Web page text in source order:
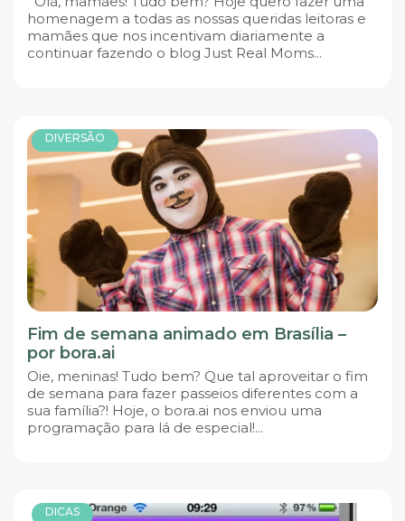
homenagem a todas as nossas queridas leitoras e
mamães que nos incentivam diariamente a
continuar fazendo o blog Just Real Moms...
DIVERSÃO
Fim de semana animado em Brasília –
por bora.ai
Oie, meninas! Tudo bem? Que tal aproveitar o fim
de semana para fazer passeios diferentes com a
sua família?! Hoje, o bora.ai nos enviou uma
programação para lá de especial!...
DICAS